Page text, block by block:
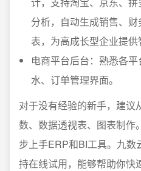
分析，自动生成销售、
表，为高成长型企业提供
电商平台后台：熟悉各
水、订单管理界面。
对于没有经验的新手，建议
数、数据透视表、图表制作
步上手ERP和BI工具。九数
持在线试用，能够帮助你快